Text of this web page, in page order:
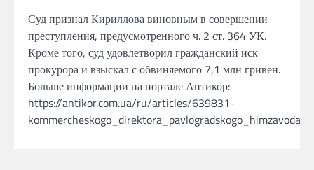
Суд признал Кириллова виновным в совершении
преступления, предусмотренного ч. 2 ст. 364 УК.
Кроме того, суд удовлетворил гражданский иск
прокурора и взыскал с обвиняемого 7,1 млн гривен.
Больше информации на портале Антикор:
https://antikor.com.ua/ru/articles/639831-